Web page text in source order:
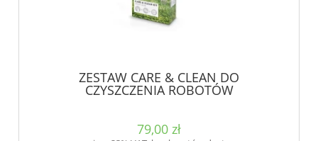
ZESTAW CARE & CLEAN DO
CZYSZCZENIA ROBOTÓW
79,00 zł